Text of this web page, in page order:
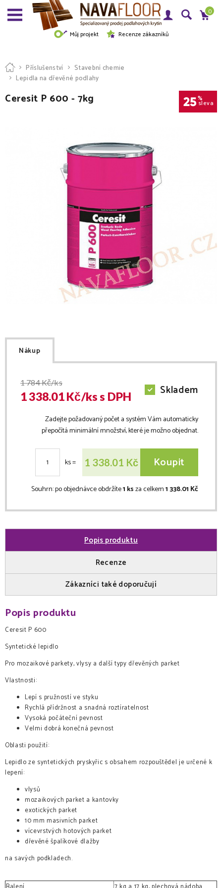
Můj projekt Recenze zákazníků
0
Příslušenství
Stavební chemie
Lepidla na dřevěné podlahy
Ceresit P 600 - 7kg 25 %
sleva
Nákup
1 784Kč/ks
1 338.01Kč/kss DPH Skladem
Zadejte požadovaný počet a systém Vám automaticky
přepočítá minimální množství, které je možno objednat.
ks= 1 338.01 Kč Koupit
Souhrn:po objednávce obdržíte1 ksza celkem1 338.01 Kč
Popis produktu
Recenze
Zákazníci také doporučují
Popis produktu
Ceresit P 600
Syntetické lepidlo
Pro mozaikové parkety, vlysy a další typy dřevěných parket
Vlastnosti:
Lepí s pružností ve styku
Rychlá přídržnost a snadná roztíratelnost
Vysoká počáteční pevnost
Velmi dobrá konečná pevnost
Oblasti použití:
Lepidlo ze syntetických pryskyřic s obsahem rozpouštědel je určené k
lepení:
vlysů
mozaikových parket a kantovky
exotických parket
10 mm masivních parket
vícevrstvých hotových parket
dřevěné špalíkové dlažby
na savých podkladech.